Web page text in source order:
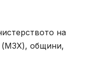
на
(МЗХ), общини,